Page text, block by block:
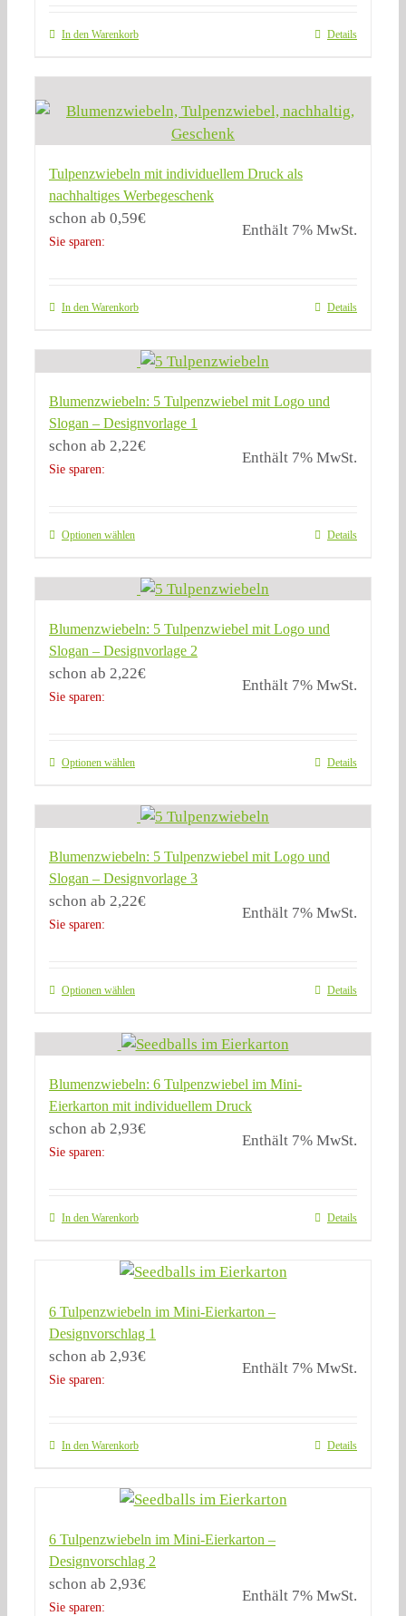
In den Warenkorb Details
Tulpenzwiebeln mit individuellem Druck als
nachhaltiges Werbegeschenk
schon ab 0,59€
Sie sparen:
Enthält 7% MwSt.
In den Warenkorb Details
Blumenzwiebeln: 5 Tulpenzwiebel mit Logo und
Slogan – Designvorlage 1
schon ab 2,22€
Sie sparen:
Enthält 7% MwSt.
Optionen wählen Details
Blumenzwiebeln: 5 Tulpenzwiebel mit Logo und
Slogan – Designvorlage 2
schon ab 2,22€
Sie sparen:
Enthält 7% MwSt.
Optionen wählen Details
Blumenzwiebeln: 5 Tulpenzwiebel mit Logo und
Slogan – Designvorlage 3
schon ab 2,22€
Sie sparen:
Enthält 7% MwSt.
Optionen wählen Details
Blumenzwiebeln: 6 Tulpenzwiebel im Mini-
Eierkarton mit individuellem Druck
schon ab 2,93€
Sie sparen:
Enthält 7% MwSt.
In den Warenkorb Details
6 Tulpenzwiebeln im Mini-Eierkarton –
Designvorschlag 1
schon ab 2,93€
Sie sparen:
Enthält 7% MwSt.
In den Warenkorb Details
6 Tulpenzwiebeln im Mini-Eierkarton –
Designvorschlag 2
schon ab 2,93€
Sie sparen:
Enthält 7% MwSt.